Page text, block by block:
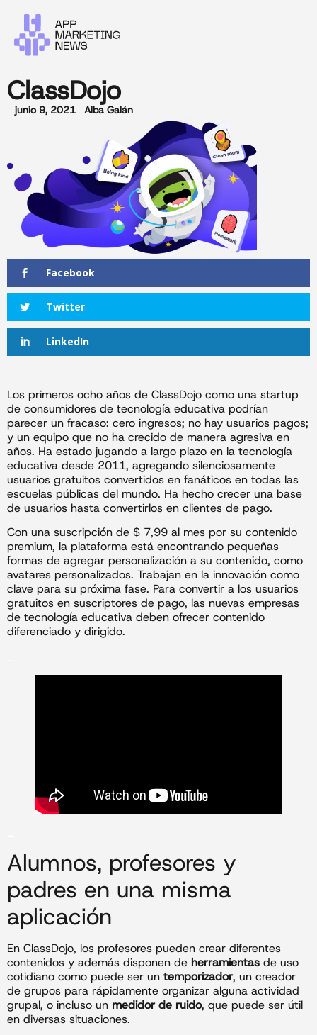
ClassDojo
junio 9, 2021 Alba Galán
Facebook
Twitter
LinkedIn
Los primeros ocho años de ClassDojo como una startup
de consumidores de tecnología educativa podrían
parecer un fracaso: cero ingresos; no hay usuarios pagos;
y un equipo que no ha crecido de manera agresiva en
años. Ha estado jugando a largo plazo en la tecnología
educativa desde 2011, agregando silenciosamente
usuarios gratuitos convertidos en fanáticos en todas las
escuelas públicas del mundo. Ha hecho crecer una base
de usuarios hasta convertirlos en clientes de pago.
Con una suscripción de $ 7,99 al mes por su contenido
premium, la plataforma está encontrando pequeñas
formas de agregar personalización a su contenido, como
avatares personalizados. Trabajan en la innovación como
clave para su próxima fase. Para convertir a los usuarios
gratuitos en suscriptores de pago, las nuevas empresas
de tecnología educativa deben ofrecer contenido
diferenciado y dirigido.
Alumnos, profesores y
padres en una misma
aplicación
En ClassDojo, los profesores pueden crear diferentes
contenidos y además disponen de herramientas de uso
cotidiano como puede ser un temporizador, un creador
de grupos para rápidamente organizar alguna actividad
grupal, o incluso un medidor de ruido, que puede ser útil
en diversas situaciones.